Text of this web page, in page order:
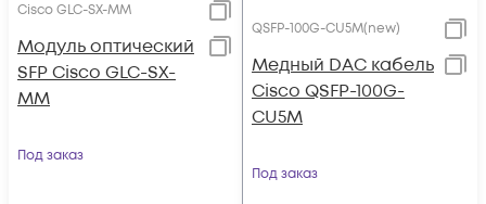
Cisco GLC-SX-MM
Модуль оптический
SFP Cisco GLC-SX-
MM
Под заказ
QSFP-100G-CU5M(new)
Медный DAC кабель
Cisco QSFP-100G-
CU5M
Под заказ